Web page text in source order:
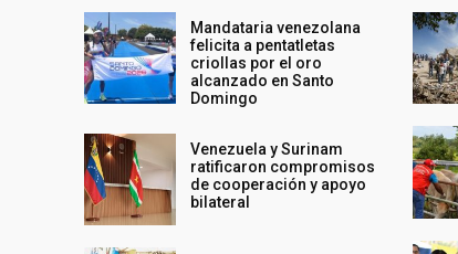
Mandataria venezolana
felicita a pentatletas
criollas por el oro
alcanzado en Santo
Domingo
Venezuela y Surinam
ratificaron compromisos
de cooperación y apoyo
bilateral